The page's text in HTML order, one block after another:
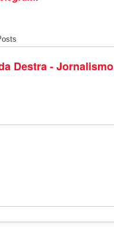
Destra - Jornalismo